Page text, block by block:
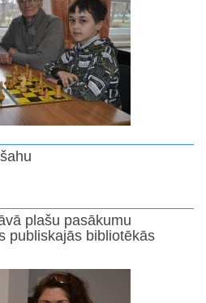
plašu pasākumu
publiskajās bibliotēkās